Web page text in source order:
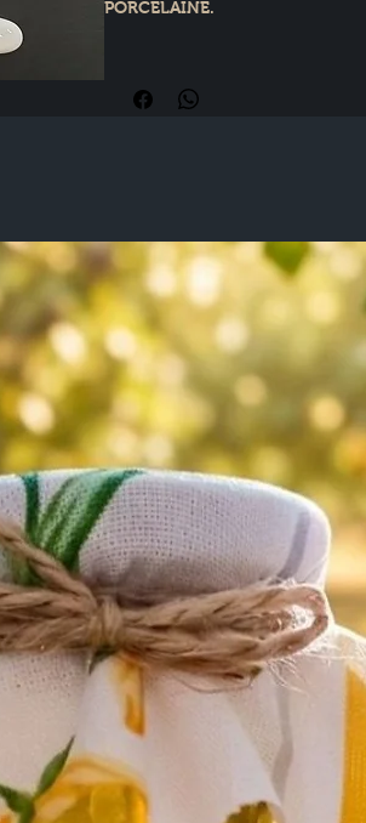
PORCELAINE.
Longueur 10cm